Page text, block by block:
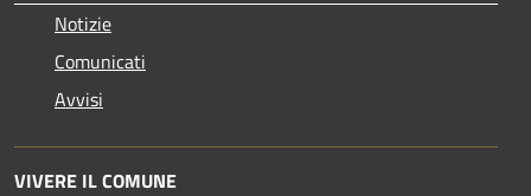
Notizie
Comunicati
Avvisi
VIVERE IL COMUNE